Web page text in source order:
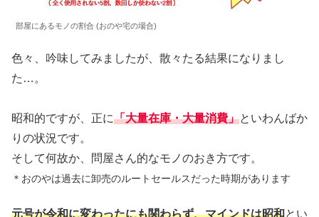
部屋にあるモノの割合 (おのや宅の場合)
色々、吟味してみましたが、散々たる結果になりまし
た…。
昭和的ですが、正に「大量在庫・大量消費」といわんばか
りの状況です。
そして何故か、問屋さん的なモノのおき方です。
＊おのやは過去に卸売のルートセールスだった時期があります
元号が令和に変わったにも関わらず、マインドは昭和とい